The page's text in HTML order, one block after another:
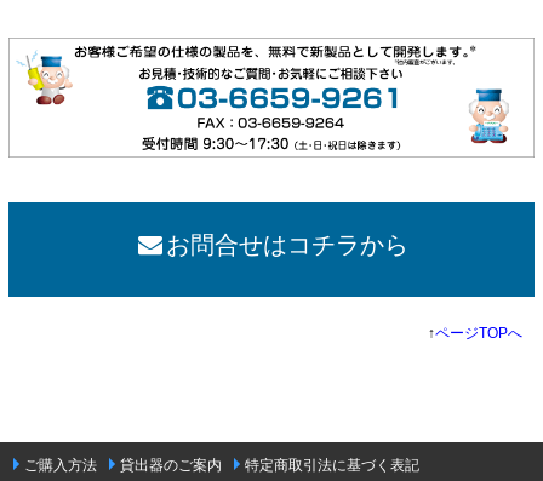
お問合せはコチラから
↑ページTOPへ
ご購入方法 貸出器のご案内
特定商取引法に基づく表記